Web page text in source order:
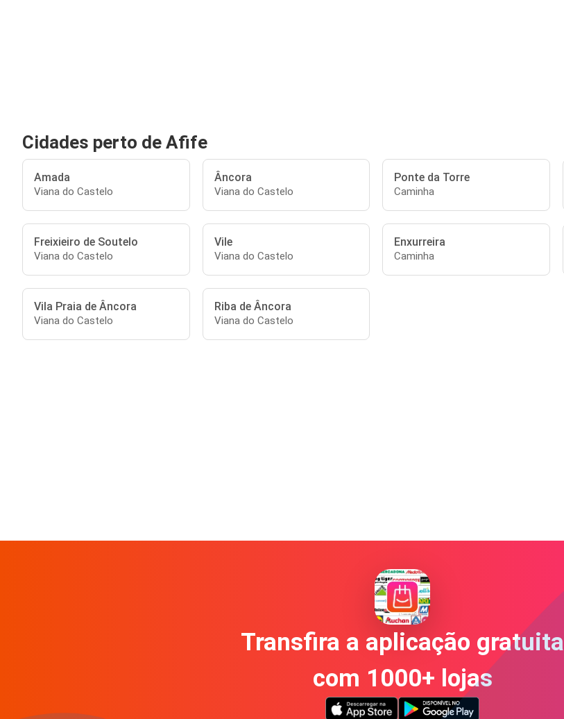
Cidades perto de Afife
Amada
Viana do Castelo
Âncora
Viana do Castelo
Ponte da Torre
Caminha
Freixieiro de Soutelo
Viana do Castelo
Vile
Viana do Castelo
Enxurreira
Caminha
Vila Praia de Âncora
Viana do Castelo
Riba de Âncora
Viana do Castelo
Transfira a aplicação gratuita
com 1000+ lojas